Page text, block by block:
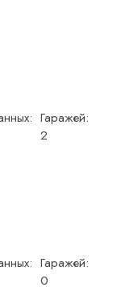
Гаражей:
2
Гаражей:
0